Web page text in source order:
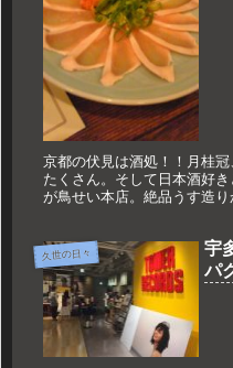
京都の伏見は酒処！！月桂
たくさん。そして日本酒好
が鳥せい本店。絶品うす造
久世の日々
宇
パ